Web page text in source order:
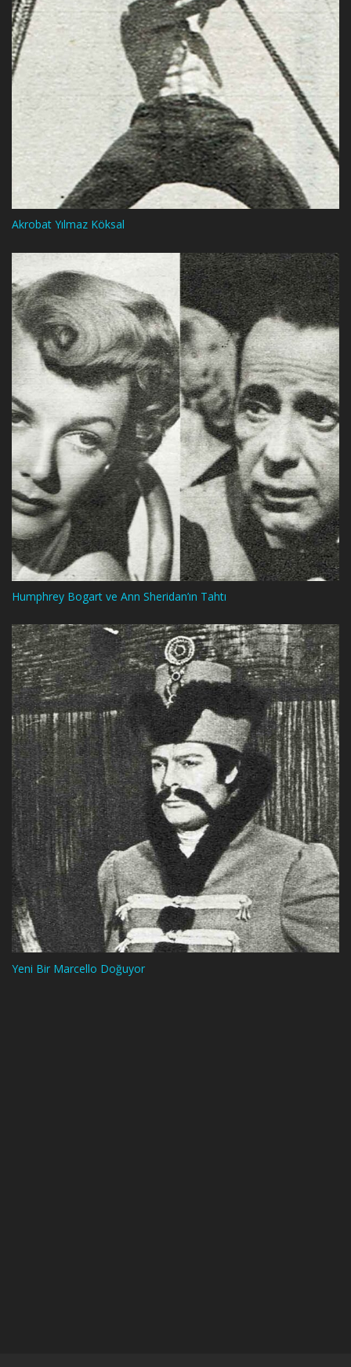
Akrobat Yılmaz Köksal
Humphrey Bogart ve Ann Sheridan’ın Tahtı
Yeni Bir Marcello Doğuyor